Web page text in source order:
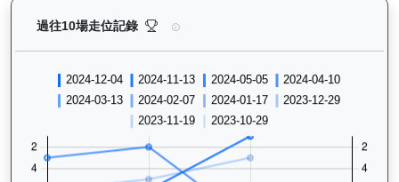
過往10場走位記錄 炯炯有神（H341）— 過往走位記錄